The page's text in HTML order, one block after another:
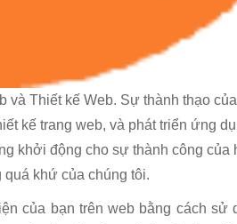
và Thiết kế Web. Sự thành thạo
kế trang web, và phát triển ứng
khởi động cho sự thành công của
khứ của chúng tôi.
của bạn trên web bằng cách sử